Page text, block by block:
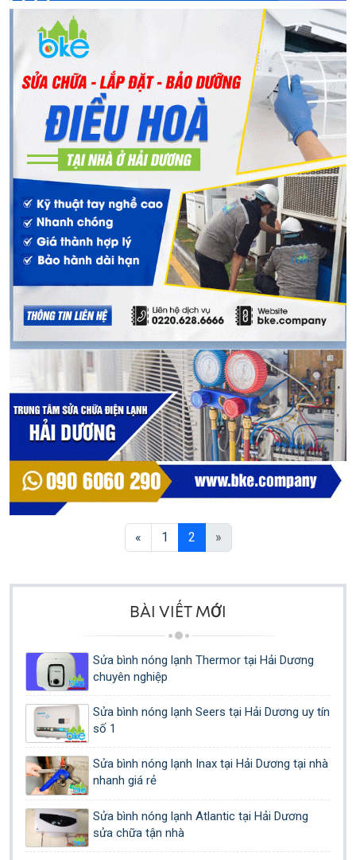
« 1 2 »
BÀI VIẾT MỚI
Sửa bình nóng lạnh Thermor tại Hải Dương
chuyên nghiệp
Sửa bình nóng lạnh Seers tại Hải Dương uy tín
số 1
Sửa bình nóng lạnh Inax tại Hải Dương tại nhà
nhanh giá rẻ
Sửa bình nóng lạnh Atlantic tại Hải Dương
sửa chữa tận nhà